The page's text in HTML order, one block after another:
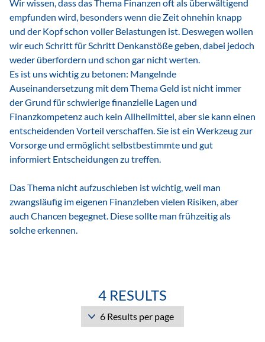
Wir wissen, dass das Thema Finanzen oft als überwältigend
empfunden wird, besonders wenn die Zeit ohnehin knapp
und der Kopf schon voller Belastungen ist. Deswegen wollen
wir euch Schritt für Schritt Denkanstöße geben, dabei jedoch
weder überfordern und schon gar nicht werten.
Es ist uns wichtig zu betonen: Mangelnde
Auseinandersetzung mit dem Thema Geld ist nicht immer
der Grund für schwierige finanzielle Lagen und
Finanzkompetenz auch kein Allheilmittel, aber sie kann einen
entscheidenden Vorteil verschaffen. Sie ist ein Werkzeug zur
Vorsorge und ermöglicht selbstbestimmte und gut
informiert Entscheidungen zu treffen.
Das Thema nicht aufzuschieben ist wichtig, weil man
zwangsläufig im eigenen Finanzleben vielen Risiken, aber
auch Chancen begegnet. Diese sollte man frühzeitig als
solche erkennen.
4 RESULTS